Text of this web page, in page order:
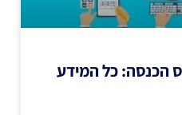
הכנסה: כל המידע